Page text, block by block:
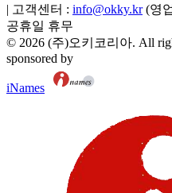
| 고객센터 : info@okky.kr (영
공휴일 휴무
© 2026 (주)오키코리아. All
sponsored by
iNames